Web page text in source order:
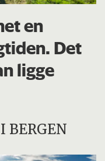
en
Det
ligge
BERGEN